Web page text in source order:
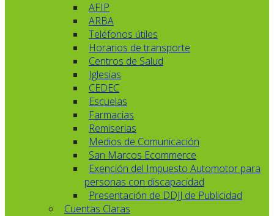
AFIP
ARBA
Teléfonos útiles
Horarios de transporte
Centros de Salud
Iglesias
CEDEC
Escuelas
Farmacias
Remiserias
Medios de Comunicación
San Marcos Ecommerce
Exención del Impuesto Automotor para
personas con discapacidad
Presentación de DDJJ de Publicidad
Cuentas Claras